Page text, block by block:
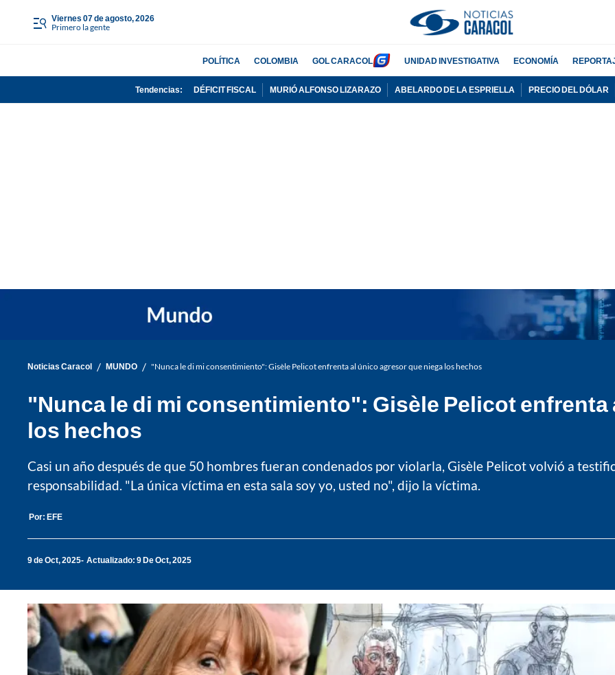
viernes 07 de agosto, 2026
Primero la gente
POLÍTICA COLOMBIA GOL CARACOL UNIDAD INVESTIGATIVA ECONOMÍA
Tendencias: DÉFICIT FISCAL MURIÓ ALFONSO LIZARAZO ABELARDO DE LA ESPRIELLA PRECIO DEL DÓLAR
Noticias Caracol / MUNDO / "Nunca le di mi consentimiento": Gisèle Pelicot enfrenta al único agresor que niega los hechos
"Nunca le di mi consentimiento": Gisèle Pelicot
los hechos
Casi un año después de que 50 hombres fueran condenados por violarla, Gisèle Pelicot volvió a
responsabilidad. "La única víctima en esta sala soy yo, usted no", dijo la víctima.
Por: EFE
9 de Oct, 2025 Actualizado: 9 De Oct, 2025